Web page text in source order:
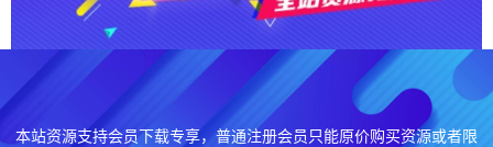
本站资源支持会员下载专享，普通注册会员只能原价购买资源或者限